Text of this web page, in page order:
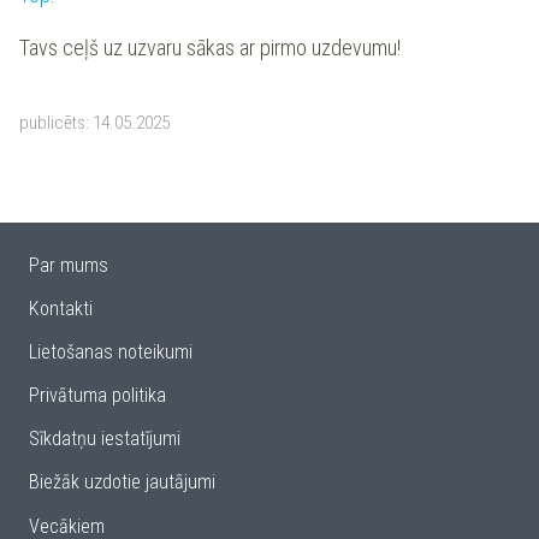
Tavs ceļš uz uzvaru sākas ar pirmo uzdevumu!
publicēts: 14.05.2025
Par mums
Kontakti
Lietošanas noteikumi
Privātuma politika
Sīkdatņu iestatījumi
Biežāk uzdotie jautājumi
Vecākiem